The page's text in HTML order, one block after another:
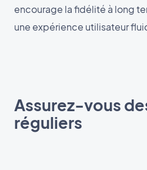
encourage la fidélité à long
une expérience utilisateur
Assurez-vous
réguliers